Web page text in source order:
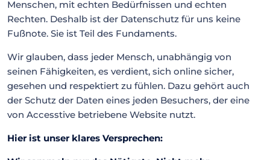
Menschen, mit echten Bedürfnissen und echten
Rechten. Deshalb ist der Datenschutz für uns keine
Fußnote. Sie ist Teil des Fundaments.
Wir glauben, dass jeder Mensch, unabhängig von
seinen Fähigkeiten, es verdient, sich online sicher,
gesehen und respektiert zu fühlen. Dazu gehört auch
der Schutz der Daten eines jeden Besuchers, der eine
von Accesstive betriebene Website nutzt.
Hier ist unser klares Versprechen: